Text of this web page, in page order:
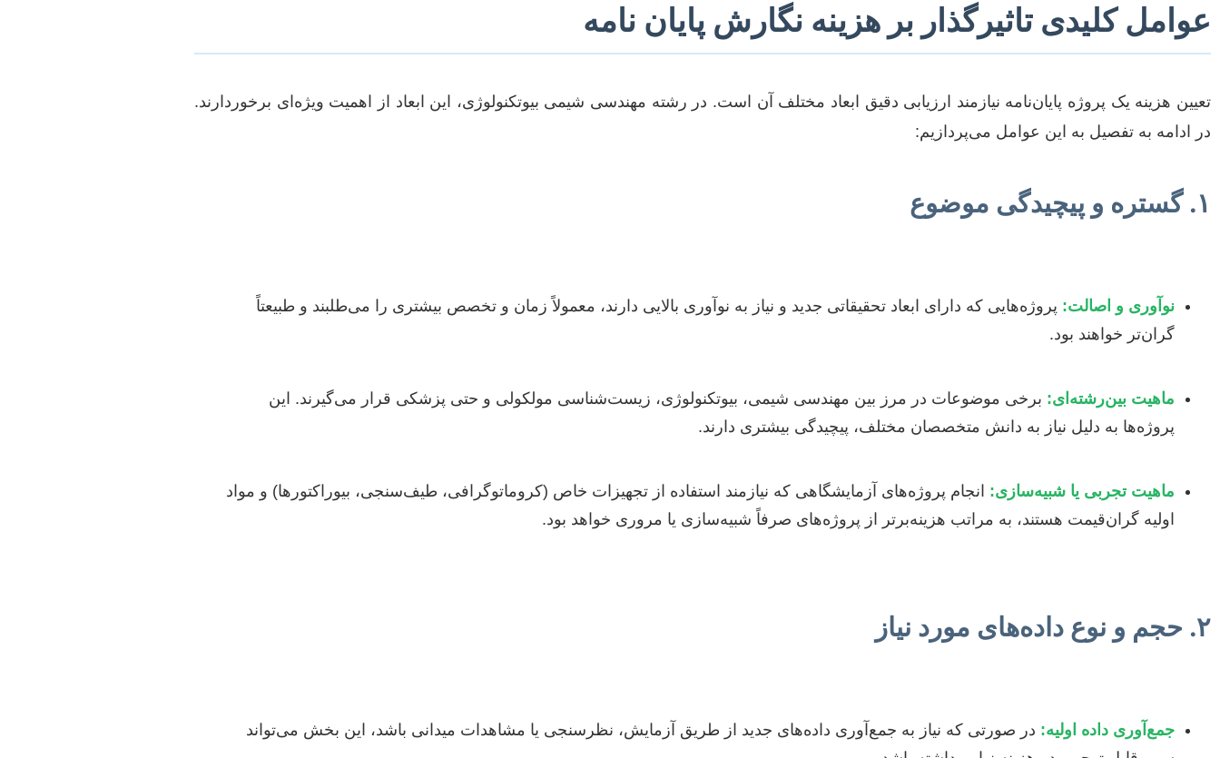
عوامل کلیدی تاثیرگذار بر هزینه نگارش پایان نامه
تعیین هزینه یک پروژه پایان‌نامه نیازمند ارزیابی دقیق ابعاد مختلف آن است. در رشته مهندسی شیمی بیوتکنولوژی، این ابعاد از اهمیت ویژه‌ای برخوردارند.
در ادامه به تفصیل به این عوامل می‌پردازیم:
۱. گستره و پیچیدگی موضوع
نوآوری و اصالت: پروژه‌هایی که دارای ابعاد تحقیقاتی جدید و نیاز به نوآوری بالایی دارند، معمولاً زمان و تخصص بیشتری را می‌طلبند و طبیعتاً
گران‌تر خواهند بود.
ماهیت بین‌رشته‌ای: برخی موضوعات در مرز بین مهندسی شیمی، بیوتکنولوژی، زیست‌شناسی مولکولی و حتی پزشکی قرار می‌گیرند. این
پروژه‌ها به دلیل نیاز به دانش متخصصان مختلف، پیچیدگی بیشتری دارند.
ماهیت تجربی یا شبیه‌سازی: انجام پروژه‌های آزمایشگاهی که نیازمند استفاده از تجهیزات خاص (کروماتوگرافی، طیف‌سنجی، بیوراکتورها) و مواد
اولیه گران‌قیمت هستند، به مراتب هزینه‌برتر از پروژه‌های صرفاً شبیه‌سازی یا مروری خواهد بود.
۲. حجم و نوع داده‌های مورد نیاز
جمع‌آوری داده اولیه: در صورتی که نیاز به جمع‌آوری داده‌های جدید از طریق آزمایش، نظرسنجی یا مشاهدات میدانی باشد، این بخش می‌تواند